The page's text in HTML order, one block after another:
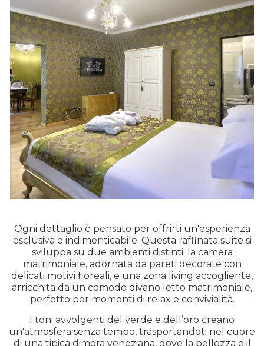
Ogni dettaglio è pensato per offrirti un'esperienza
esclusiva e indimenticabile. Questa raffinata suite si
sviluppa su due ambienti distinti: la camera
matrimoniale, adornata da pareti decorate con
delicati motivi floreali, e una zona living accogliente,
arricchita da un comodo divano letto matrimoniale,
perfetto per momenti di relax e convivialità.
I toni avvolgenti del verde e dell’oro creano
un'atmosfera senza tempo, trasportandoti nel cuore
di una tipica dimora veneziana, dove la bellezza e il